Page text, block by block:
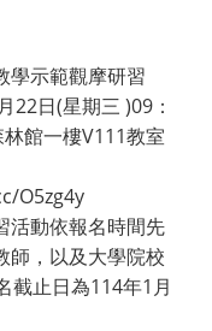
學示範觀摩研習
22日(星期三 )09：
館一樓V111教室
O5zg4y
活動依報名時間先
師，以及大學院校
截止日為114年1月